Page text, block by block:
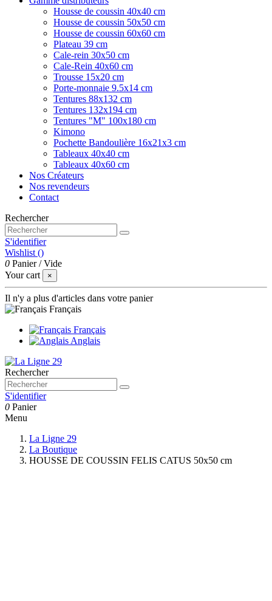
Housse de coussin 40x40 cm
Housse de coussin 50x50 cm
Housse de coussin 60x60 cm
Plateau 39 cm
Cale-rein 30x50 cm
Cale-Rein 40x60 cm
Trousse 15x20 cm
Porte-monnaie 9.5x14 cm
Tentures 88x132 cm
Tentures 132x194 cm
Tentures "M" 100x180 cm
Kimono
Pochette Bandoulière 16x21x3 cm
Tableaux 40x40 cm
Tableaux 40x60 cm
Nos Créateurs
Nos revendeurs
Contact
Rechercher
S'identifier
Wishlist ()
0 Panier /Vide
Your cart
×
Il n'y a plus d'articles dans votre panier
Français
Français
Anglais
Rechercher
S'identifier
0 Panier
Menu
La Ligne 29
La Boutique
HOUSSE DE COUSSIN FELIS CATUS 50x50 cm